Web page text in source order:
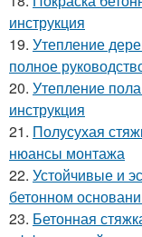
инструкция
19. Утепление
полное
20. Утепление
инструкция
21. Полусухая
нюансы монтажа
22. Устойчивые и
бетонном
23. Бетонная